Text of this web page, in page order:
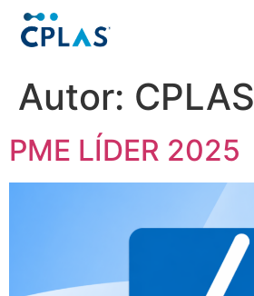
Autor: CPLAS
PME LÍDER 2025